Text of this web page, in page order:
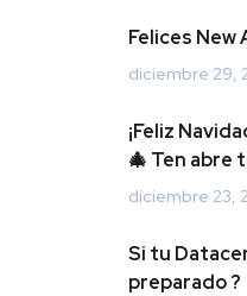
Felices New
diciembre 29,
¡Feliz
🎄 Ten abre
diciembre 23,
Si tu
preparado ?